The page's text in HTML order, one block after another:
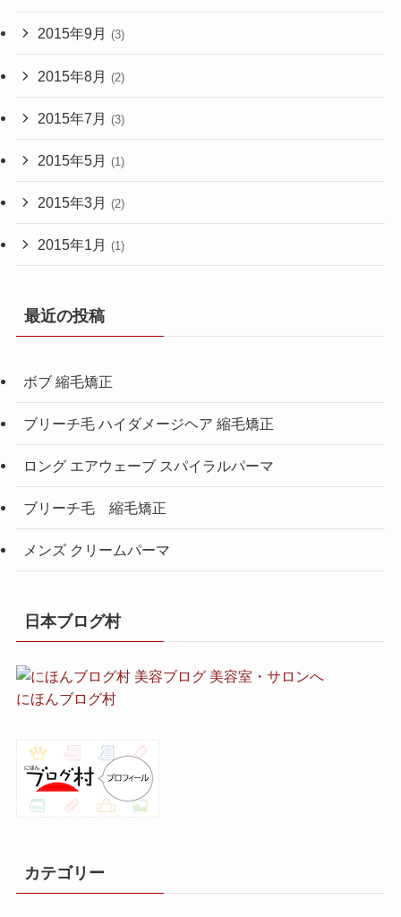
2015年9月 (3)
2015年8月 (2)
2015年7月 (3)
2015年5月 (1)
2015年3月 (2)
2015年1月 (1)
最近の投稿
ボブ 縮毛矯正
ブリーチ毛 ハイダメージヘア 縮毛矯正
ロング エアウェーブ スパイラルパーマ
ブリーチ毛 縮毛矯正
メンズ クリームパーマ
日本ブログ村
にほんブログ村
カテゴリー